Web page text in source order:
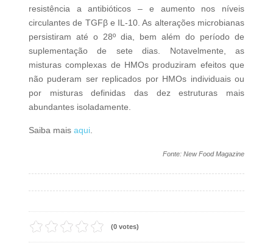
resistência a antibióticos – e aumento nos níveis
circulantes de TGFβ e IL-10. As alterações microbianas
persistiram até o 28º dia, bem além do período de
suplementação de sete dias. Notavelmente, as
misturas complexas de HMOs produziram efeitos que
não puderam ser replicados por HMOs individuais ou
por misturas definidas das dez estruturas mais
abundantes isoladamente.
Saiba mais aqui.
Fonte: New Food Magazine
(0 votes)